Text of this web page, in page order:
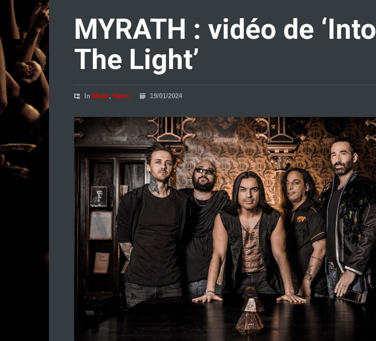
MYRATH : vidéo de ‘Into
The Light’
In Metal , News 19/01/2024